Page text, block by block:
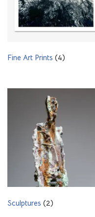
Fine Art Prints (4)
Sculptures (2)